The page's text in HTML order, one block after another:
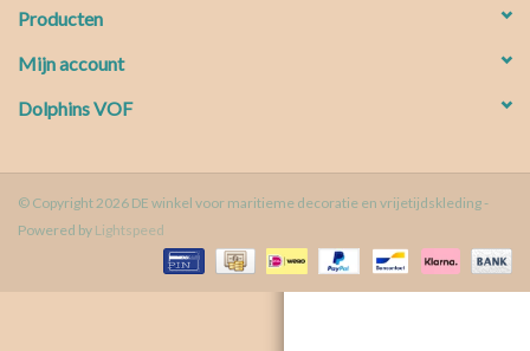
Producten
Mijn account
Dolphins VOF
© Copyright 2026 DE winkel voor maritieme decoratie en vrijetijdskleding -
Powered by Lightspeed